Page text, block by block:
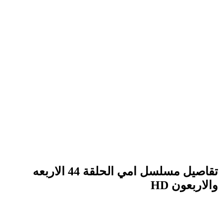
تقاصيل مسلسل امي الحلقة 44 الاربعه
والاربعون HD